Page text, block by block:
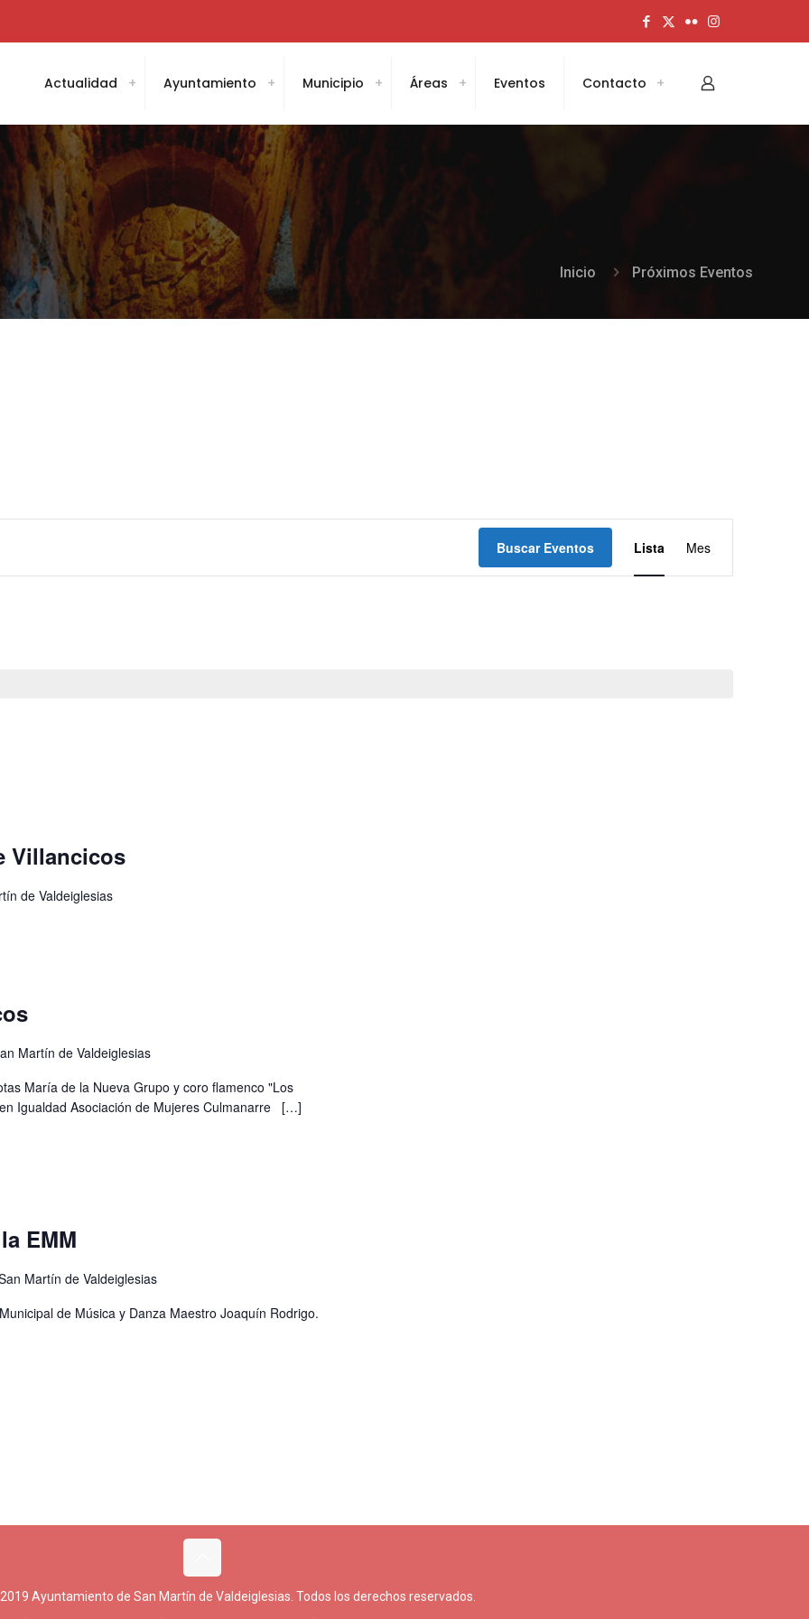
Actualidad Ayuntamiento Municipio Áreas Eventos Contacto
Inicio Próximos Eventos
Buscar Eventos
de
vistas
Lista Mes
Villancicos
de Valdeiglesias
Martín de Valdeiglesias
María de la Nueva Grupo y coro flamenco "Los
Igualdad Asociación de Mujeres Culmanarre […]
EMM
Martín de Valdeiglesias
de Música y Danza Maestro Joaquín Rodrigo.
Ayuntamiento de San Martín de Valdeiglesias. Todos los derechos reservados.